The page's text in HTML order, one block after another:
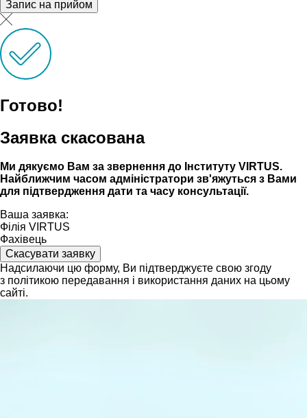
Запис на прийом
Готово!
Заявка скасована
Ми дякуємо Вам за звернення до Інституту VIRTUS.
Найближчим часом адмiнiстратори зв'яжуться з Вами
для пiдтвердження дати та часу консультацiï.
Ваша заявка:
Філія VIRTUS
Фахівець
Скасувати заявку
Надсилаючи цю форму, Ви підтверджуєте свою згоду
з політикою передавання і використання даних на цьому
сайті.